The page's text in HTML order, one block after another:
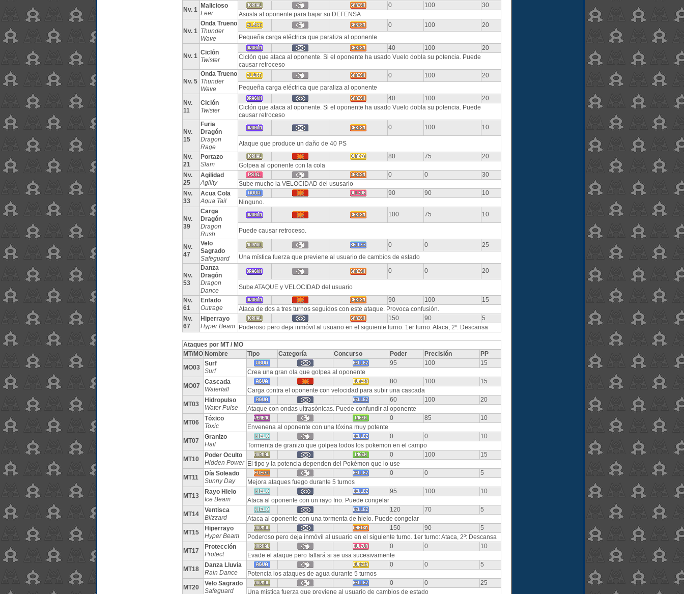
Nv. 1
Malicioso
Leer
0 100
30
Asusta al oponente para bajar su DEFENSA
Nv. 1
Onda Trueno
Thunder
Wave
0 100
20
Pequeña carga eléctrica que paraliza al oponente
Nv. 1 Ciclón
Twister
40 100
20
Ciclón que ataca al oponente. Si el oponente ha usado Vuelo dobla su potencia. Puede
causar retroceso
Nv. 5
Onda Trueno
Thunder
Wave
0 100
20
Pequeña carga eléctrica que paraliza al oponente
Nv.
11
Ciclón
Twister
40 100
20
Ciclón que ataca al oponente. Si el oponente ha usado Vuelo dobla su potencia. Puede
causar retroceso
Nv.
15
Furia
Dragón
Dragon
Rage
0 100 10
Ataque que produce un daño de 40 PS
Nv.
21
Portazo
Slam
80 75
20
Golpea al oponente con la cola
Nv.
25
Agilidad
Agility
0 0
30
Sube mucho la VELOCIDAD del ususario
Nv.
33
Acua Cola
Aqua Tail
90 90
10
Ninguno.
Nv.
39
Carga
Dragón
Dragon
Rush
100 75 10
Puede causar retroceso.
Nv.
47
Velo
Sagrado
Safeguard
0 0
25
Una mística fuerza que previene al usuario de cambios de estado
Nv.
53
Danza
Dragón
Dragon
Dance
0 0 20
Sube ATAQUE y VELOCIDAD del usuario
Nv.
61
Enfado
Outrage
90 100
15
Ataca de dos a tres turnos seguidos con este ataque. Provoca confusión.
Nv.
67
Hiperrayo
Hyper Beam
150 90
5
Poderoso pero deja inmóvil al usuario en el siguiente turno. 1er turno: Ataca, 2º: Descansa
Ataques por MT / MO
MT/MO Nombre Tipo Categoría Concurso Poder Precisión
PP
MO03
Surf
Surf
95 100
15
Crea una gran ola que golpea al oponente
MO07
Cascada
Waterfall
80 100
15
Carga contra el oponente con velocidad para subir una cascada
MT03
Hidropulso
Water Pulse
60 100
20
Ataque con ondas ultrasónicas. Puede confundir al oponente
MT06
Tóxico
Toxic
0 85
10
Envenena al oponente con una tóxina muy potente
MT07
Granizo
Hail
0 0
10
Tormenta de granizo que golpea todos los pokemon en el campo
MT10
Poder Oculto
Hidden Power
0 100
15
El tipo y la potencia dependen del Pokémon que lo use
MT11
Día Soleado
Sunny Day
0 0
5
Mejora ataques fuego durante 5 turnos
MT13
Rayo Hielo
Ice Beam
95 100
10
Ataca al oponente con un rayo frio. Puede congelar
MT14
Ventisca
Blizzard
120 70
5
Ataca al oponente con una tormenta de hielo. Puede congelar
MT15
Hiperrayo
Hyper Beam
150 90
5
Poderoso pero deja inmóvil al usuario en el siguiente turno. 1er turno: Ataca, 2º: Descansa
MT17
Protección
Protect
0 0
10
Evade el ataque pero fallará si se usa sucesivamente
MT18
Danza Lluvia
Rain Dance
0 0
5
Potencia los ataques de agua durante 5 turnos
MT20
Velo Sagrado
Safeguard
0 0
25
Una mística fuerza que previene al usuario de cambios de estado